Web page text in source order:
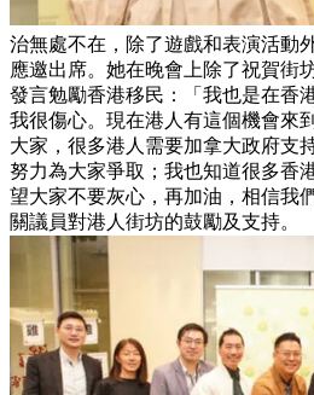
治無處不在，除了遊戲和表演活動
應邀出席。她在晚會上除了祝賀街
發言勉勵香港移民：「我也是在香
我很傷心。現在港人有這個機會來
大家，很多港人需要加拿大政府支
努力為大家爭取；我也知道很多香
望大家不要灰心，再加油，相信我
關議員對港人街坊的鼓勵及支持。